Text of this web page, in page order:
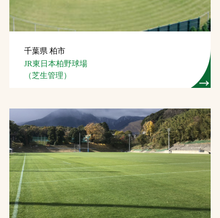
千葉県 柏市
JR東日本柏野球場
（芝生管理）